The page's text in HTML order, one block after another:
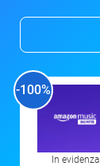
-100%
In evidenza